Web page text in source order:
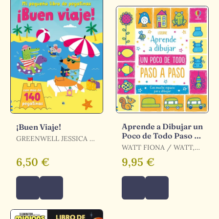
¡Buen Viaje!
GREENWELL JESSICA /
6,50 €
Aprende a Dibujar un
Poco de Todo Paso a
Paso
WATT FIONA / WATT,
FIONA
9,95 €